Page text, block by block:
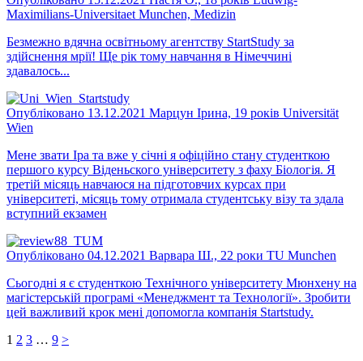
Maximilians-Universitaet Munchen, Medizin
Безмежно вдячна освітньому агентству StartStudy за
здійснення мрії! Ще рік тому навчання в Німеччині
здавалось...
Опубліковано 13.12.2021 Марцун Ірина, 19 років Universität
Wien
Мене звати Іра та вже у січні я офіційно стану студенткою
першого курсу Віденьского університету з фаху Біологія. Я
третій місяць навчаюся на підготовчих курсах при
університеті, місяць тому отримала студентську візу та здала
вступний екзамен
Опубліковано 04.12.2021 Варвара Ш., 22 роки TU Munchen
Сьогодні я є студенткою Технічного університету Мюнхену на
магістерській програмі «Менеджмент та Технології». Зробити
цей важливий крок мені допомогла компанія Startstudy.
1 2 3 … 9 >